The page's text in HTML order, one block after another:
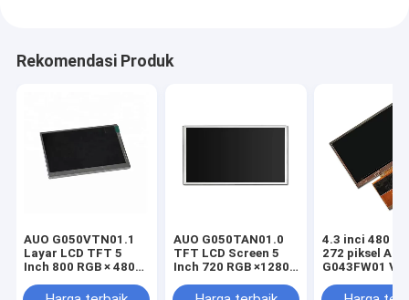
Rekomendasi Produk
AUO G050VTN01.1
Layar LCD TFT 5
Inch 800 RGB × 480
AUO G050TAN01.0
TFT LCD Screen 5
Inch 720 RGB ×1280
4.3 inci 480
272 piksel AUO
G043FW01 V0